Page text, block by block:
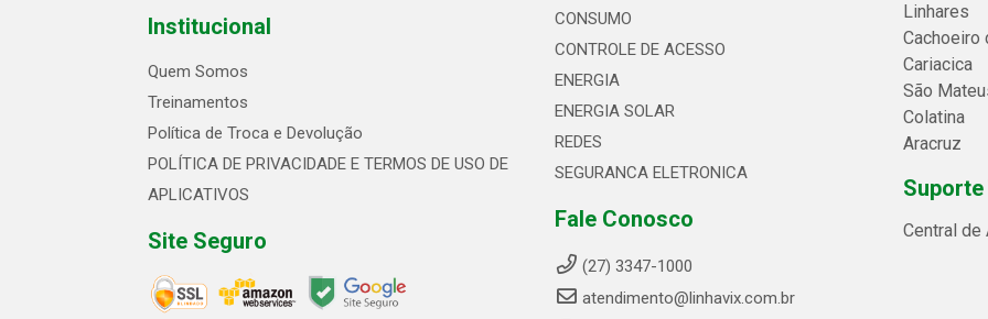
Institucional
Quem Somos
Treinamentos
Política de Troca e Devolução
POLÍTICA DE PRIVACIDADE E TERMOS DE USO DE
APLICATIVOS
Site Seguro
CONSUMO
CONTROLE DE ACESSO
ENERGIA
ENERGIA SOLAR
REDES
SEGURANCA ELETRONICA
Fale Conosco
(27) 3347-1000
atendimento@linhavix.com.br
Linhares
Cachoeiro
Cariacica
São
Colatina
Aracruz
Central de